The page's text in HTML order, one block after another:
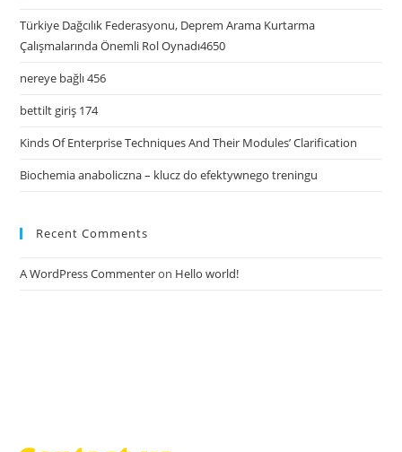
Türkiye Dağcılık Federasyonu, Deprem Arama Kurtarma
Çalışmalarında Önemli Rol Oynadı4650
nereye bağlı 456
bettilt giriş 174
Kinds Of Enterprise Techniques And Their Modules’ Clarification
Biochemia anaboliczna – klucz do efektywnego treningu
Recent Comments
A WordPress Commenteron Hello world!